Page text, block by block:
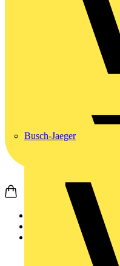
Busch-Jaeger
Phoenix Contact